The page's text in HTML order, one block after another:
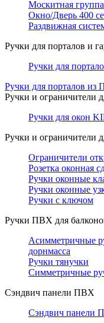
Москитная группа
Окно/Дверь 400
Раздвижная
Ручки для порталов и
Ручки для
Ручки для порталов из
Ручки и ограничители
Ручки для окон
Ручки и ограничители
Ограничители
Розетка оконная
Ручки оконные
Ручки оконные
Ручки с ключом
Ручки ПВХ для
Асимметричные
дорнмасса
Ручки тянучки
Симметричные
Сэндвич панели ПВХ
Сэндвич панели